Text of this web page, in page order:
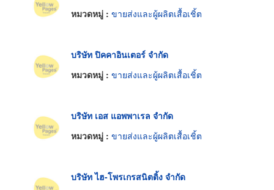
หมวดหมู่ : ขายส่งและผู้ผลิตเสื้อเชิ้ต
บริษัท ปิคคาอินเตอร์ จำกัด
หมวดหมู่ : ขายส่งและผู้ผลิตเสื้อเชิ้ต
บริษัท เอส แอพพาเรล จำกัด
หมวดหมู่ : ขายส่งและผู้ผลิตเสื้อเชิ้ต
บริษัท ไฮ-โพรเกรสนิตติ้ง จำกัด